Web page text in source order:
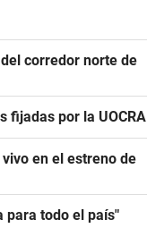
corredor norte de
fijadas por la UOCRA
en el estreno de
para todo el país"